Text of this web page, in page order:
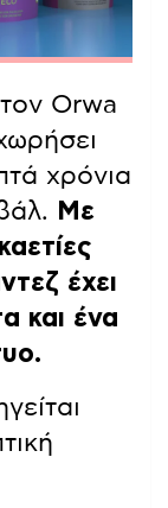
Orwa
χρόνια
Με
έχει
και ένα